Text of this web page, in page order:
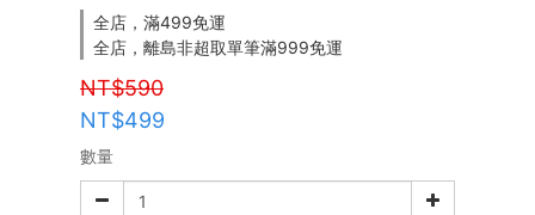
全店，滿499免運
全店，離島非超取單筆滿999免運
NT$590
NT$499
數量